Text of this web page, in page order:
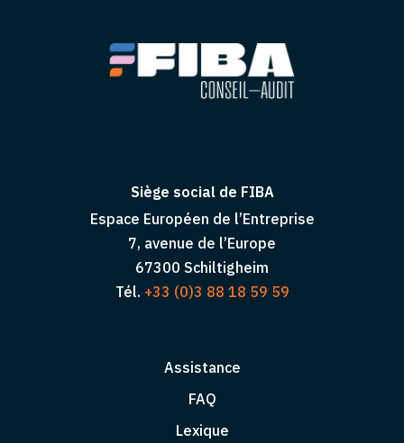
Siège social de FIBA
Espace Européen de l’Entreprise
7, avenue de l’Europe
67300 Schiltigheim
Tél. +33 (0)3 88 18 59 59
Assistance
FAQ
Lexique